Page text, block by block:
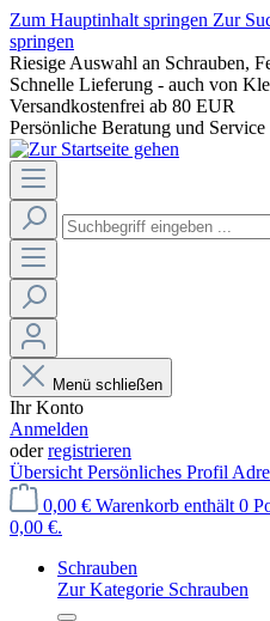
Zum Hauptinhalt springen Zur
springen
Riesige Auswahl an Schrauben,
Schnelle Lieferung - auch von
Versandkostenfrei ab 80 EUR
Persönliche Beratung und Service
Menü schließen
Ihr Konto
Anmelden
oderregistrieren
Übersicht Persönliches Profil
0,00 € Warenkorb enthält 0
0,00 €.
Schrauben
Zur Kategorie Schrauben